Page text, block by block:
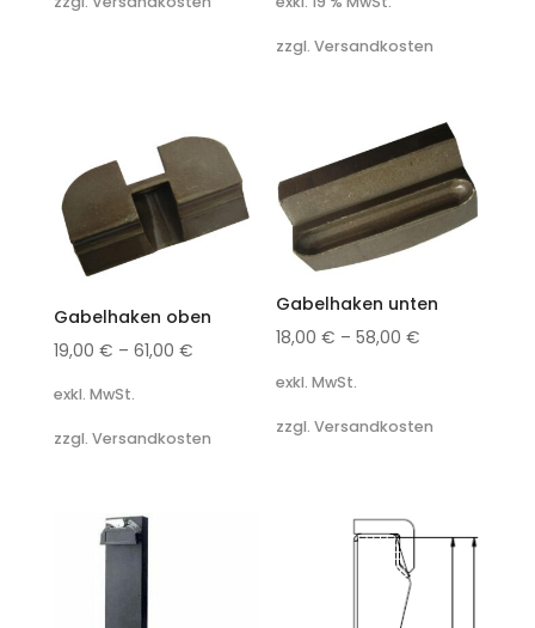
zzgl. Versandkosten
Gabelhaken oben
19,00 € – 61,00 €
exkl. MwSt.
zzgl. Versandkosten
Gabelhaken unten
18,00€ –58,00€
exkl. MwSt.
zzgl. Versandkosten